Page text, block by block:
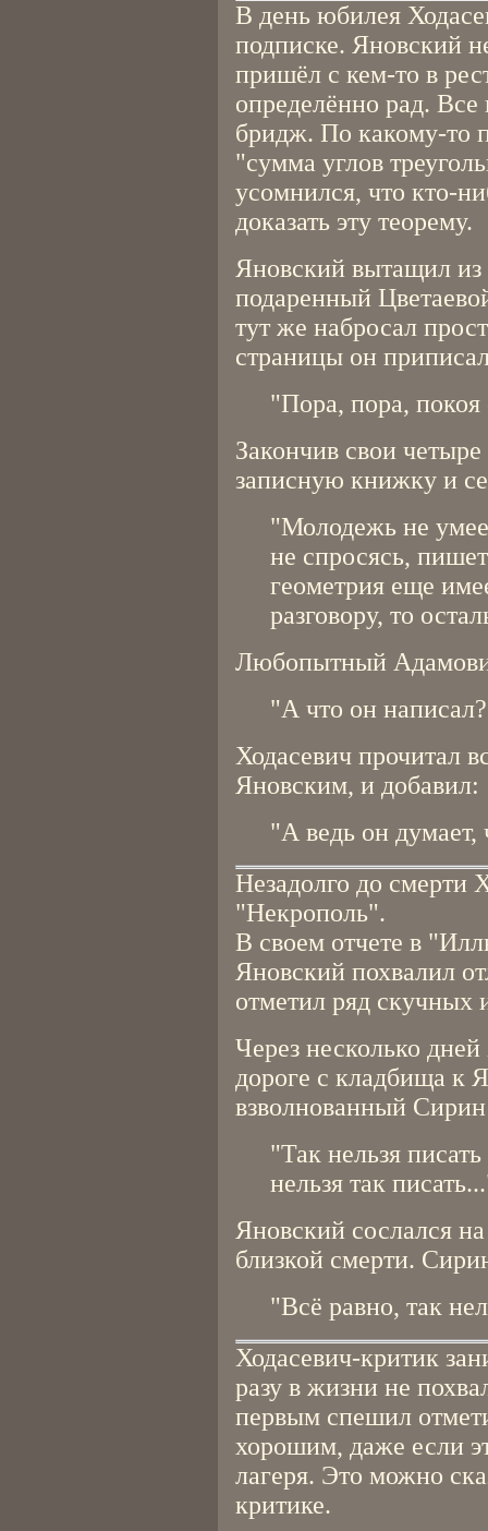
В день юбилея
подписке. Яновский
пришёл с кем-то в
определённо рад.
бридж. По какому-то
"сумма углов
усомнился, что кто-
доказать эту теорему.
Яновский вытащил из
подаренный
тут же набросал
страницы он
"Пора, пора, покоя
Закончив свои
записную книжку и
"Молодежь не
не спросясь,
геометрия еще
разговору, то
Любопытный
"А что он
Ходасевич прочитал
Яновским, и добавил:
"А ведь он
Незадолго до смерти
"Некрополь".
В своем отчете в
Яновский похвалил
отметил ряд скучных
Через несколько
дороге с кладбища к
взволнованный Сирин
"Так нельзя
нельзя так
Яновский сослался
близкой смерти.
"Всё равно, так
Ходасевич-критик
разу в жизни не
первым спешил
хорошим, даже если
лагеря. Это можно
критике.